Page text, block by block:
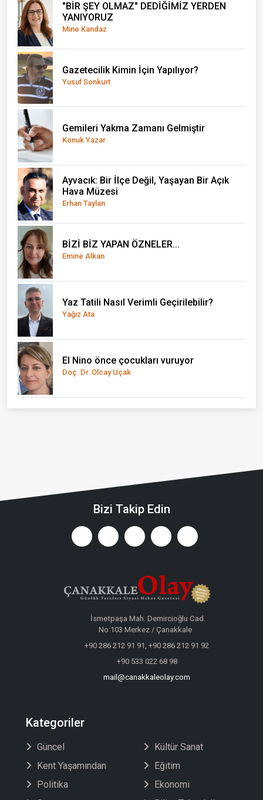
"BİR ŞEY OLMAZ" DEDİĞİMİZ YERDEN
YANIYORUZ
Mine Kandaz
Gazetecilik Kimin İçin Yapılıyor?
Yusuf Sonkurt
Gemileri Yakma Zamanı Gelmiştir
Konuk Yazar
Ayvacık: Bir İlçe Değil, Yaşayan Bir Açık
Hava Müzesi
Erhan Taylan
BİZİ BİZ YAPAN ÖZNELER...
Emine Alkan
Yaz Tatili Nasıl Verimli Geçirilebilir?
Yağız Ata
El Nino önce çocukları vuruyor
Doç. Dr. Olcay Uçak
Bizi Takip Edin
İsmetpaşa Mah. Demircioğlu Cad.
No:103 Merkez / Çanakkale
+90 286 212 91 91, +90 286 212 91 92
+90 533 022 68 98
mail@canakkaleolay.com
Kategoriler
Güncel
Kent Yaşamından
Politika
Kültür Sanat
Eğitim
Ekonomi